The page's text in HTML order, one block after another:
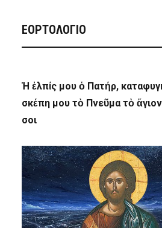
ΕΟΡΤΟΛΟΓΙΟ
Ἡ ἐλπίς μου ὁ Πατήρ,
σκέπη μου τὸ Πνεῦμα τὸ
σοι